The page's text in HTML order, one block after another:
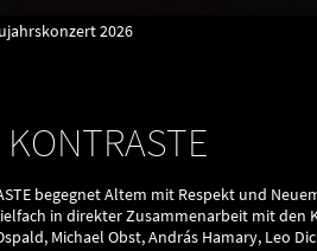
2026
begegnet Altem mit Respekt und
in direkter Zusammenarbeit mit den
Michael Obst, András Hamary, Leo